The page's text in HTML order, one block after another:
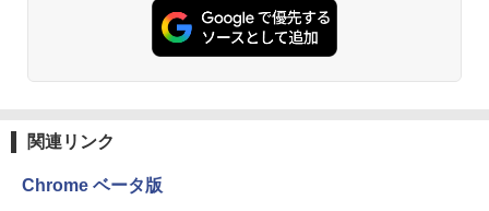
Robloxギフトカード - 2,000 Robux 【限
定バーチャルアイテムを含む】 【オンラ
インゲームコード】 ロブロックス | オン
方 マニュアル AI副業にもコンテンツ作成
にもKindle出版にも！ 非エンジニアのた
めのAIコーディング入門シリーズ
￥99
Amazon Kindle Paperwhite (16GB) 7イ
関連リンク
Chrome ベータ版